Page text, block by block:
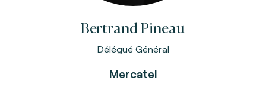
Bertrand Pineau
Délégué Général
Mercatel